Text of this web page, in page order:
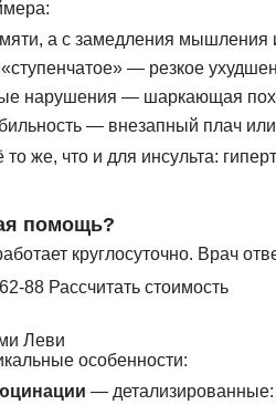
а с замедления
— резкое
нарушения — шаркающая
— внезапный плач
же, что и для инсульта:
помощь?
круглосуточно. Врач
88 Рассчитать стоимость
Леви
особенности:
— детализированные: